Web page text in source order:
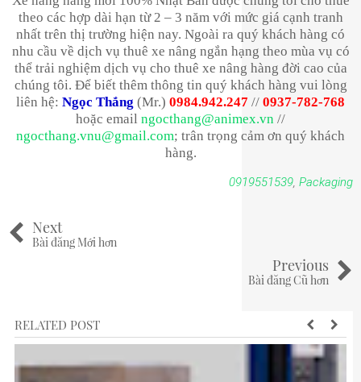
theo các hợp dài hạn từ 2 – 3 năm với mức giá cạnh tranh
nhất trên thị trường hiện nay. Ngoài ra quý khách hàng có
nhu cầu về dịch vụ thuê xe nâng ngắn hạng theo mùa vụ có
thể trải nghiệm dịch vụ cho thuê xe nâng hàng đời cao của
chúng tôi. Để biết thêm thông tin quý khách hàng vui lòng
liên hệ: Ngọc Thắng (Mr.) 0984.942.247 // 0937-782-768
hoặc email ngocthang@animex.vn //
ngocthang.vnu@gmail.com; trân trọng cảm ơn quý khách
hàng.
0919551539 Packaging
Next
Bài đăng Mới hơn
Previous
Bài đăng Cũ hơn
RELATED POST